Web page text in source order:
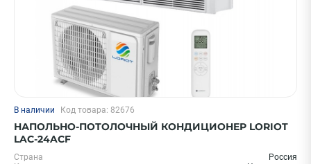
В наличии Код товара: 82676
НАПОЛЬНО-ПОТОЛОЧНЫЙ КОНДИЦИОНЕР LORIOT
LAC-24ACF
Страна
Россия